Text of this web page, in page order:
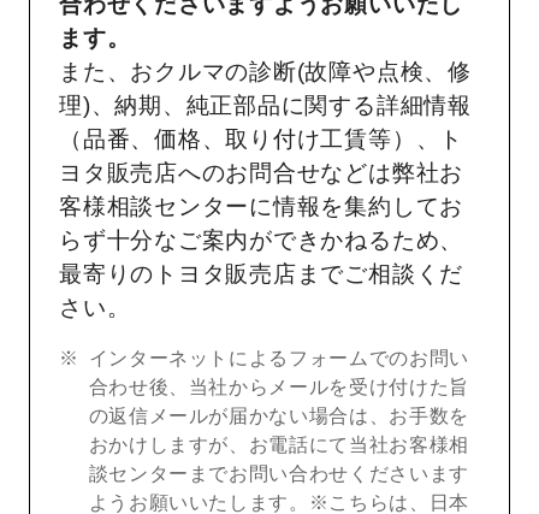
ます。
また、おクルマの診断(故障や点検、修
理)、納期、純正部品に関する詳細情報
（品番、価格、取り付け工賃等）、ト
ヨタ販売店へのお問合せなどは弊社お
客様相談センターに情報を集約してお
らず十分なご案内ができかねるため、
最寄りのトヨタ販売店までご相談くだ
さい。
インターネットによるフォームでのお問い
合わせ後、当社からメールを受け付けた旨
の返信メールが届かない場合は、お手数を
おかけしますが、お電話にて当社お客様相
談センターまでお問い合わせくださいます
ようお願いいたします。※こちらは、日本